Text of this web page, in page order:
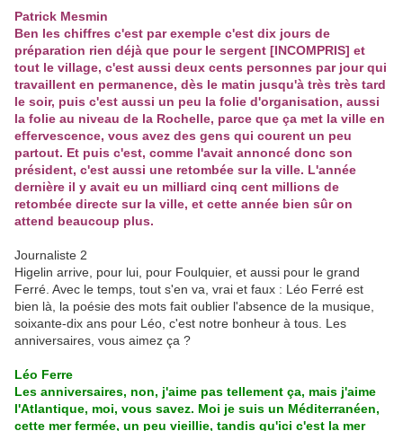
Patrick Mesmin
Ben les chiffres c'est par exemple c'est dix jours de
préparation rien déjà que pour le sergent [INCOMPRIS] et
tout le village, c'est aussi deux cents personnes par jour qui
travaillent en permanence, dès le matin jusqu'à très très tard
le soir, puis c'est aussi un peu la folie d'organisation, aussi
la folie au niveau de la Rochelle, parce que ça met la ville en
effervescence, vous avez des gens qui courent un peu
partout. Et puis c'est, comme l'avait annoncé donc son
président, c'est aussi une retombée sur la ville. L'année
dernière il y avait eu un milliard cinq cent millions de
retombée directe sur la ville, et cette année bien sûr on
attend beaucoup plus.
Journaliste 2
Higelin arrive, pour lui, pour Foulquier, et aussi pour le grand
Ferré. Avec le temps, tout s'en va, vrai et faux : Léo Ferré est
bien là, la poésie des mots fait oublier l'absence de la musique,
soixante-dix ans pour Léo, c'est notre bonheur à tous. Les
anniversaires, vous aimez ça ?
Léo Ferre
Les anniversaires, non, j'aime pas tellement ça, mais j'aime
l'Atlantique, moi, vous savez. Moi je suis un Méditerranéen,
cette mer fermée, un peu vieillie, tandis qu'ici c'est la mer